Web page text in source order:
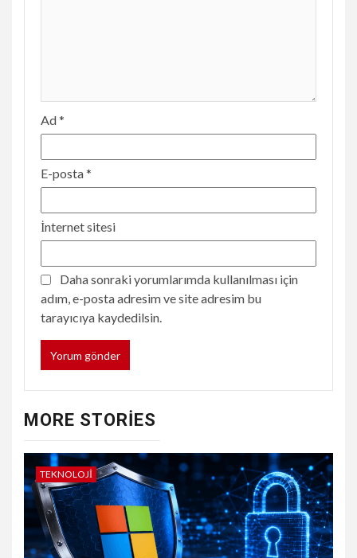
Ad*
E-posta*
İnternet sitesi
Daha sonraki yorumlarımda kullanılması için
adım, e-posta adresim ve site adresim bu
tarayıcıya kaydedilsin.
MORE STORIES
TEKNOLOJI